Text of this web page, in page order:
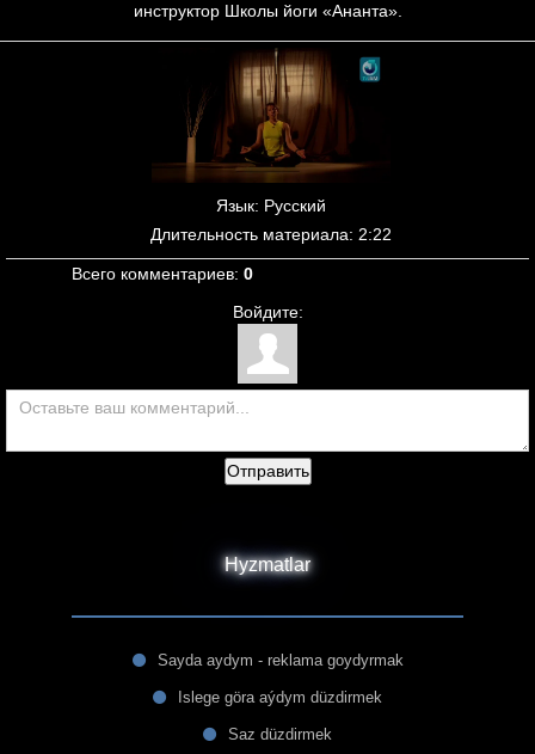
инструктор Школы йоги «Ананта».
Язык: Русский
Длительность материала: 2:22
Всего комментариев: 0
Войдите:
Отправить
Hyzmatlar
Sayda aydym - reklama goydyrmak
Islege göra aýdym düzdirmek
Saz düzdirmek